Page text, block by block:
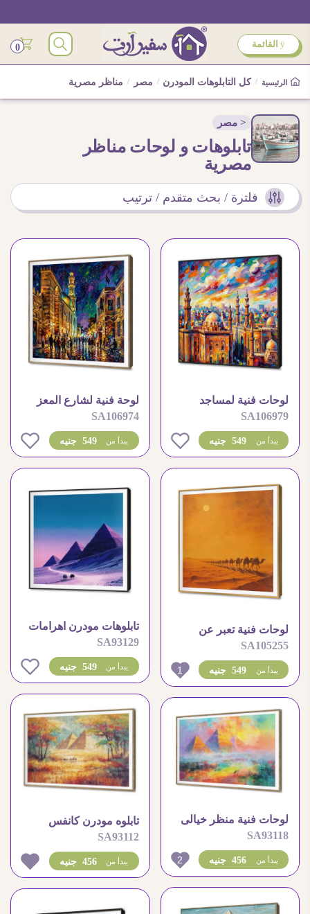
ÿ القائمة 0
الرئيسية / كل التابلوهات المودرن / مصر / مناظر مصرية
< مصر
تابلوهات و لوحات مناظر
مصرية
فلترة / بحث متقدم / ترتيب
لوحات فنية لمساجد
القاهرة التاريخية بالوان
زاهية
SA106979
549 جنيه يبدأ من 0
لوحة فنية لشارع المعز
التاريخي في الليل
SA106974
549 جنيه يبدأ من 0
لوحات فنية تعبر عن
جمال الصحراء والجمال
SA105255
549 جنيه يبدأ من 1
تابلوهات مودرن اهرامات
الجيزه فى مشهد خيالى
ساحر
SA93129
549 جنيه يبدأ من
لوحات فنية منظر خيالى
لاهرامات الجيزه بالوان
متعددة
SA93118
456 جنيه يبدأ من 2
تابلوه مودرن كانفس
اهرامات الجيزة خلف
الاشجار
SA93112
456 جنيه يبدأ من